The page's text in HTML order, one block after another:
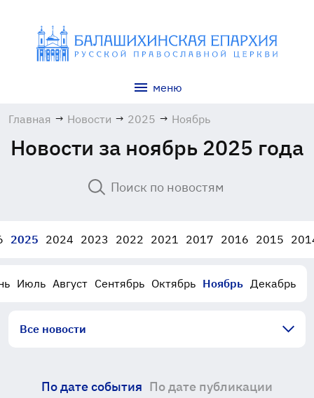
меню
Главная → Новости → 2025 → Ноябрь
Новости за ноябрь 2025 года
2025 2024 2023 2022 2021 2017 2016 2015
Июль Август Сентябрь Октябрь Ноябрь Декабрь
Все новости
По дате события По дате публикации